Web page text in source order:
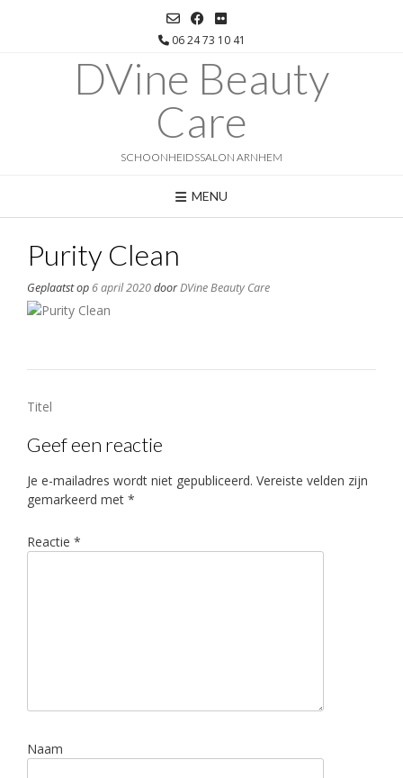
06 24 73 10 41
DVine Beauty
Care
SCHOONHEIDSSALON ARNHEM
MENU
Purity Clean
Geplaatst op6 april 2020doorDVine Beauty Care
Bericht
Titel
Geef een reactie
Je e-mailadres wordt niet gepubliceerd. Vereiste velden zijn
gemarkeerd met *
Reactie *
Naam